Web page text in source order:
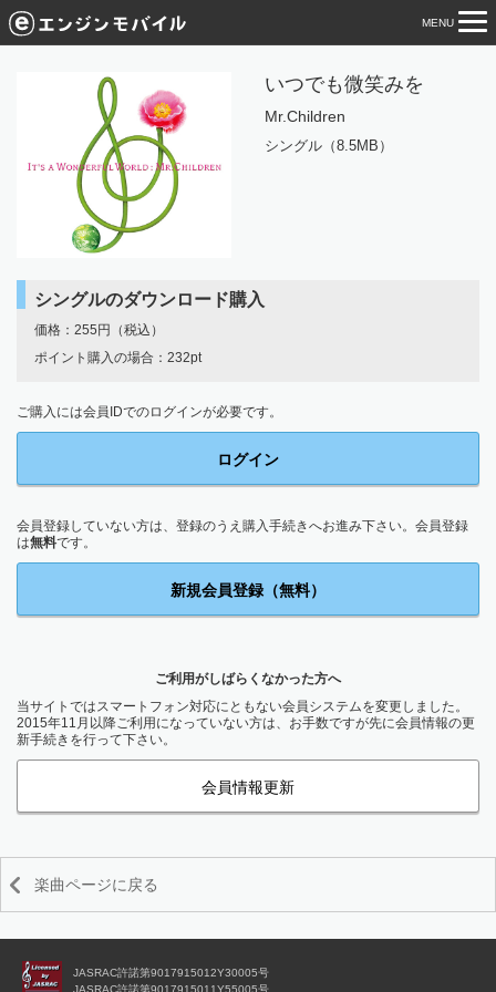
MENU
いつでも微笑みを
Mr.Children
シングル（8.5MB）
シングルのダウンロード購入
価格：255円（税込）
ポイント購入の場合：232pt
ご購入には会員IDでのログインが必要です。
ログイン
会員登録していない方は、登録のうえ購入手続きへお進み下さい。会員登録
は無料です。
新規会員登録（無料）
ご利用がしばらくなかった方へ
当サイトではスマートフォン対応にともない会員システムを変更しました。
2015年11月以降ご利用になっていない方は、お手数ですが先に会員情報の更
新手続きを行って下さい。
会員情報更新
楽曲ページに戻る
JASRAC許諾第9017915012Y30005号